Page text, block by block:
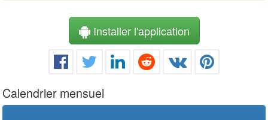
Installer l'application
Calendrier mensuel